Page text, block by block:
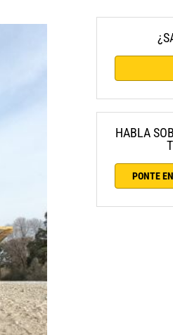
HABLA
PONTE